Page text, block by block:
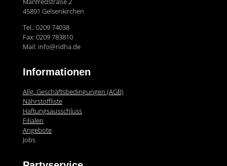
45891 Gelsenkirchen
Tel.: 0209 74038
Fax: 0209 783810
Mail: info@ridha.de
Informationen
Allg. Geschäftsbedingungen (AGB)
Nährstoffliste
Haftungsausschluss
Filialen
Angebote
Jobs